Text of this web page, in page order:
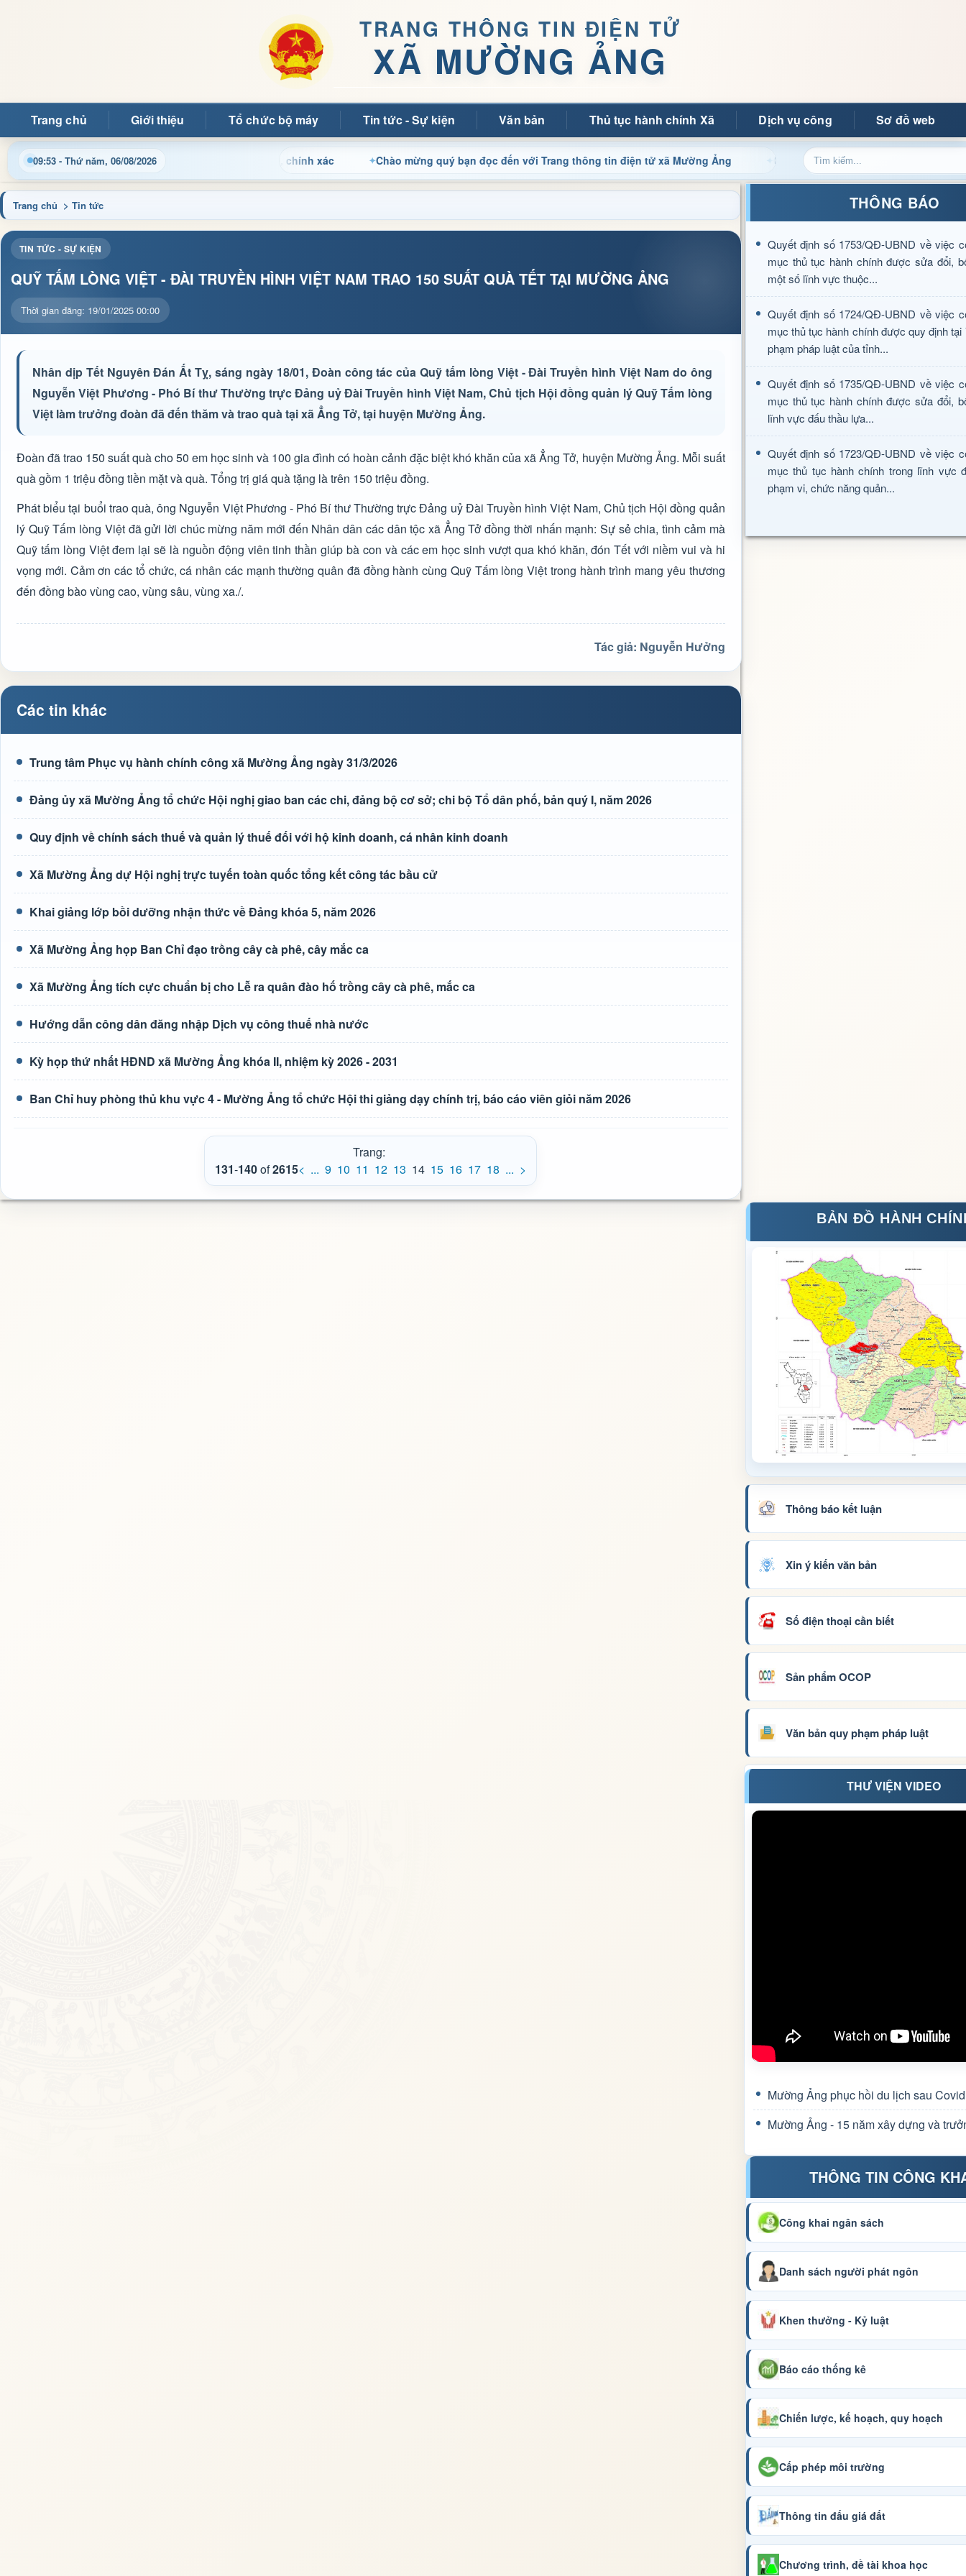
TRANG THÔNG TIN ĐIỆN TỬ
XÃ MƯỜNG ẢNG
Trang chủ Giới thiệu Tổ chức bộ máy Tin tức - Sự kiện Văn bản Thủ tục hành chính Xã Dịch vụ công Sơ đồ web
09:53 - Thứ năm, 06/08/2026
chính và tin tức địa phương nhanh chóng, chính xác Chào mừng quý bạn đọc đến với Trang thông tin điện tử xã Mường Ảng Cập nhật thông tin điều hành, thủ tục hành
Trang chủ > Tin tức
TIN TỨC - SỰ KIỆN
QUỸ TẤM LÒNG VIỆT - ĐÀI TRUYỀN HÌNH VIỆT NAM TRAO 150 SUẤT QUÀ TẾT TẠI MƯỜNG ẢNG
Thời gian đăng: 19/01/2025 00:00
Nhân dịp Tết Nguyên Đán Ất Tỵ, sáng ngày 18/01, Đoàn công tác của Quỹ tấm lòng Việt - Đài Truyền hình Việt Nam do ông
Nguyễn Việt Phương - Phó Bí thư Thường trực Đảng uỷ Đài Truyền hình Việt Nam, Chủ tịch Hội đồng quản lý Quỹ Tấm lòng
Việt làm trưởng đoàn đã đến thăm và trao quà tại xã Ẳng Tở, tại huyện Mường Ảng.
Đoàn đã trao 150 suất quà cho 50 em học sinh và 100 gia đình có hoàn cảnh đặc biệt khó khăn của xã Ẳng Tở, huyện Mường Ảng. Mỗi suất
quà gồm 1 triệu đồng tiền mặt và quà. Tổng trị giá quà tặng là trên 150 triệu đồng.
Phát biểu tại buổi trao quà, ông Nguyễn Việt Phương - Phó Bí thư Thường trực Đảng uỷ Đài Truyền hình Việt Nam, Chủ tịch Hội đồng quản
lý Quỹ Tấm lòng Việt đã gửi lời chúc mừng năm mới đến Nhân dân các dân tộc xã Ẳng Tở đồng thời nhấn mạnh: Sự sẻ chia, tình cảm mà
Quỹ tấm lòng Việt đem lại sẽ là nguồn động viên tinh thần giúp bà con và các em học sinh vượt qua khó khăn, đón Tết với niềm vui và hi
vọng mới. Cảm ơn các tổ chức, cá nhân các mạnh thường quân đã đồng hành cùng Quỹ Tấm lòng Việt trong hành trình mang yêu thương
đến đồng bào vùng cao, vùng sâu, vùng xa./.
Tác giả: Nguyễn Hưởng
Các tin khác
Trung tâm Phục vụ hành chính công xã Mường Ảng ngày 31/3/2026
Đảng ủy xã Mường Ảng tổ chức Hội nghị giao ban các chi, đảng bộ cơ sở; chi bộ Tổ dân phố, bản quý I, năm 2026
Quy định về chính sách thuế và quản lý thuế đối với hộ kinh doanh, cá nhân kinh doanh
Xã Mường Ảng dự Hội nghị trực tuyến toàn quốc tổng kết công tác bầu cử
Khai giảng lớp bồi dưỡng nhận thức về Đảng khóa 5, năm 2026
Xã Mường Ảng họp Ban Chỉ đạo trồng cây cà phê, cây mắc ca
Xã Mường Ảng tích cực chuẩn bị cho Lễ ra quân đào hố trồng cây cà phê, mắc ca
Hướng dẫn công dân đăng nhập Dịch vụ công thuế nhà nước
Kỳ họp thứ nhất HĐND xã Mường Ảng khóa II, nhiệm kỳ 2026 - 2031
Ban Chỉ huy phòng thủ khu vực 4 - Mường Ảng tổ chức Hội thi giảng dạy chính trị, báo cáo viên giỏi năm 2026
Trang:
131-140of2615< ... 9 10 11 12 13 14 15 16 17 18 ... >
THÔNG BÁO
Quyết định số 1753/QĐ-UBND về việc
mục thủ tục hành chính được sửa đổi,
một số lĩnh vực thuộc...
Quyết định số 1724/QĐ-UBND về việc
mục thủ tục hành chính được quy định tại
phạm pháp luật của tỉnh...
Quyết định số 1735/QĐ-UBND về việc
mục thủ tục hành chính được sửa đổi,
lĩnh vực đấu thầu lựa...
Quyết định số 1723/QĐ-UBND về việc
mục thủ tục hành chính trong lĩnh vực
phạm vi, chức năng quản...
BẢN ĐỒ HÀNH
Thông báo kết luận
Xin ý kiến văn bản
Số điện thoại cần biết
Sản phẩm OCOP
Văn bản quy phạm pháp luật
THƯ VIỆN VIDEO
Mường Ảng phục hồi du lịch sau
Mường Ảng - 15 năm xây dựng và
THÔNG TIN CÔNG
Công khai ngân sách
Danh sách người phát ngôn
Khen thưởng - Kỷ luật
Báo cáo thống kê
Chiến lược, kế hoạch, quy hoạch
Cấp phép môi trường
Thông tin đấu giá đất
Chương trình, đề tài khoa học